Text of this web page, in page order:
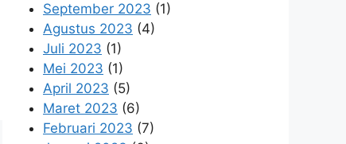
September 2023 (1)
Agustus 2023 (4)
Juli 2023 (1)
Mei 2023 (1)
April 2023 (5)
Maret 2023 (6)
Februari 2023 (7)